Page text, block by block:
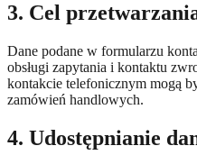
3. Cel
Dane podane w formularzu
obsługi zapytania i kontaktu
kontakcie telefonicznym mogą
zamówień handlowych.
4. Udostępnianie